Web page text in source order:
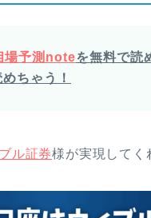
場予測noteを無料で読
ちゃう！
ル証券様が実現してく